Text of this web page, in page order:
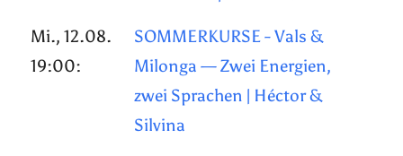
Mi., 12.08.
19:00:
SOMMERKURSE - Vals &
Milonga — Zwei Energien,
zwei Sprachen | Héctor &
Silvina